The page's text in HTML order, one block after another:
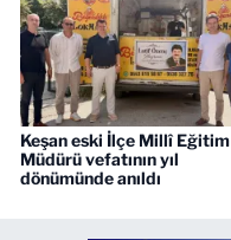
Keşan eski İlçe Millî Eğitim
Müdürü vefatının yıl
dönümünde anıldı